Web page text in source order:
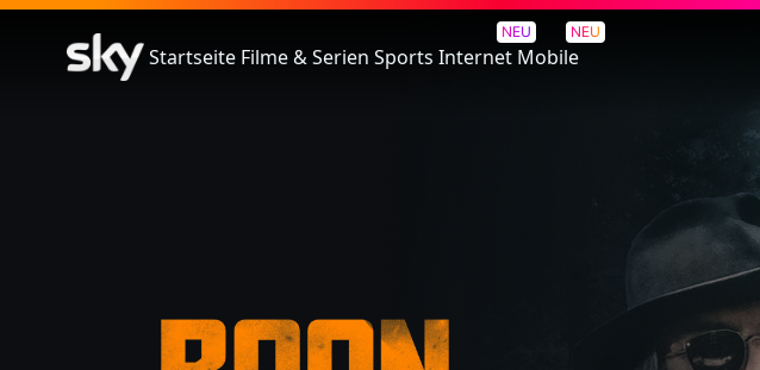
Startseite Filme & Serien Sports
NEU
Internet
NEU
Mobile
Boon